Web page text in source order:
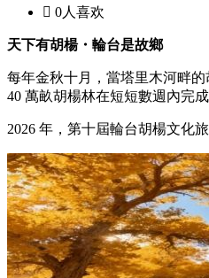
 0人喜欢
天下有胡楊・輪台是故鄉
每年金秋十月，當塔里木河畔
40 萬畝胡楊林在短短數週內完
2026 年，第十屆輪台胡楊文化